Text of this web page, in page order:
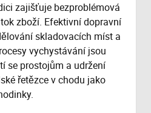
zajišťuje bezproblémová
zboží. Efektivní dopravní
skladovacích míst a
vychystávání jsou
se prostojům a udržení
řetězce v chodu jako